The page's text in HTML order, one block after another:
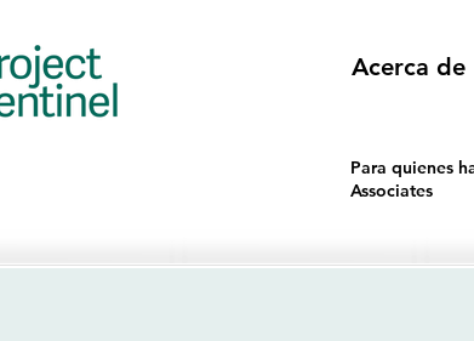
Acerca de
Para quienes
Associates